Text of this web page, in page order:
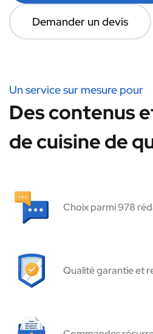
Demander un devis
Un service sur mesure pour
Des contenus
de cuisine de
Choix parmi 978
Qualité garantie et